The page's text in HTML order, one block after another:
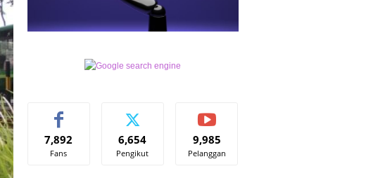
7,892
Fans
6,654
Pengikut
9,985
Pelanggan